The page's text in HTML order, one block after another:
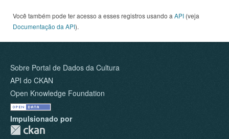
Você também pode ter acesso a esses registros usando a API (veja
Documentação da API).
Sobre Portal de Dados da Cultura
API do CKAN
Open Knowledge Foundation
Impulsionado por